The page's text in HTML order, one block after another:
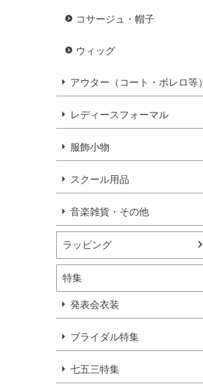
コサージュ・帽子
ウィッグ
アウター（コート・ボレロ等）
レディースフォーマル
服飾小物
スクール用品
音楽雑貨・その他
ラッピング
特集
発表会衣装
ブライダル特集
七五三特集